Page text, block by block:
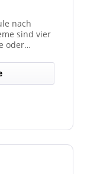
nach
sind vier
oder
die
im
Sicherheit